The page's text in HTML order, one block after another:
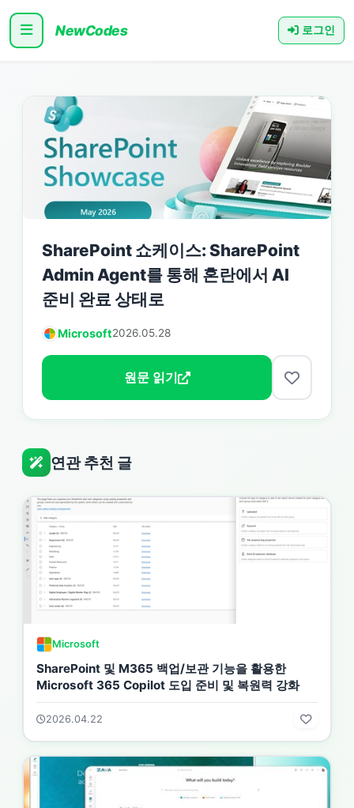
NewCodes 로그인
SharePoint 쇼케이스: SharePoint
Admin Agent를 통해 혼란에서 AI
준비 완료 상태로
Microsoft2026.05.28
원문 읽기
연관 추천 글
Microsoft
SharePoint 및 M365 백업/보관 기능을 활용한
Microsoft 365 Copilot 도입 준비 및 복원력 강화
2026.04.22